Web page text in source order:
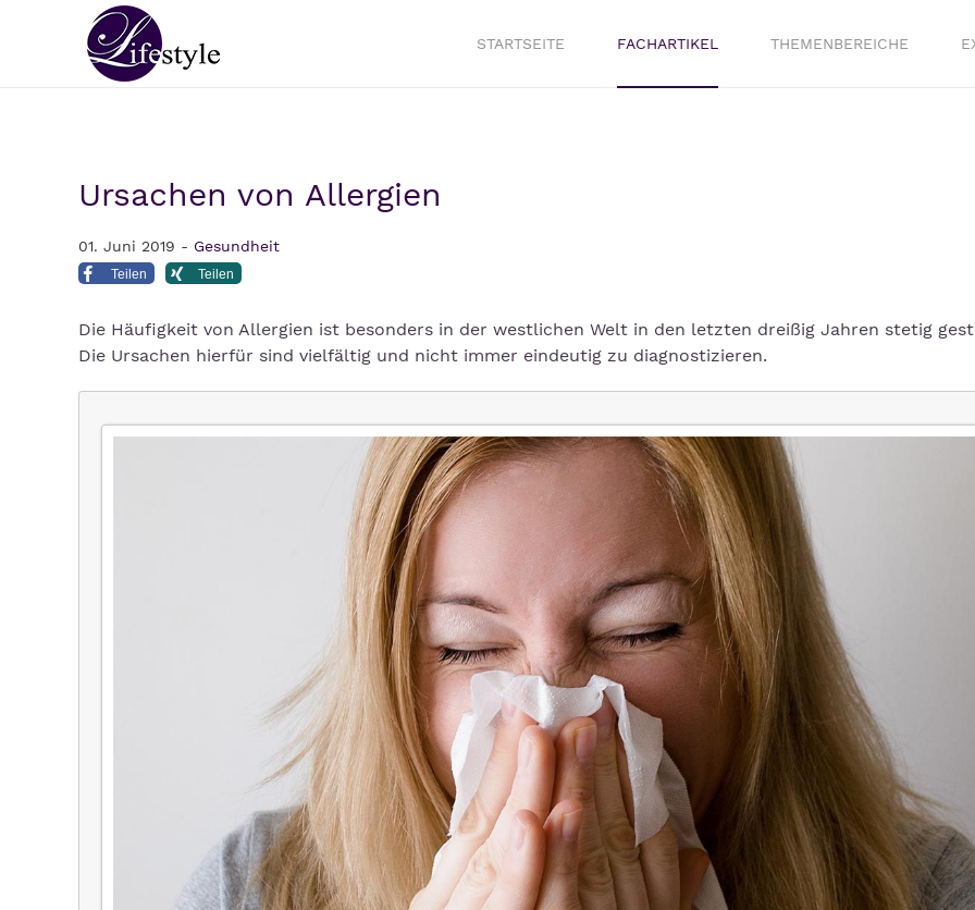
STARTSEITE FACHARTIKEL THEMENBEREICHE
Ursachen von Allergien
01. Juni 2019 - Gesundheit
Teilen Teilen
Die Häufigkeit von Allergien ist besonders in der westlichen Welt in den letzten dreißig Jahren stetig
Die Ursachen hierfür sind vielfältig und nicht immer eindeutig zu diagnostizieren.